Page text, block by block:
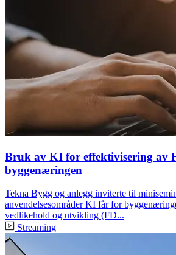
Bruk av KI for effektivisering av
byggenæringen
Tekna Bygg og anlegg inviterte til
anvendelsesområder KI får for
vedlikehold og utvikling (FD...
Streaming